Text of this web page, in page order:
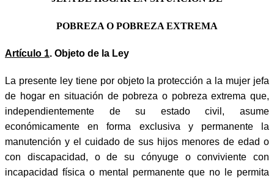
POBREZA O POBREZA EXTREMA
Artículo 1. Objeto de la Ley
La presente ley tiene por objeto la protección a la mujer jefa
de hogar en situación de pobreza o pobreza extrema que,
independientemente de su estado civil, asume
económicamente en forma exclusiva y permanente la
manutención y el cuidado de sus hijos menores de edad o
con discapacidad, o de su cónyuge o conviviente con
incapacidad física o mental permanente que no le permita